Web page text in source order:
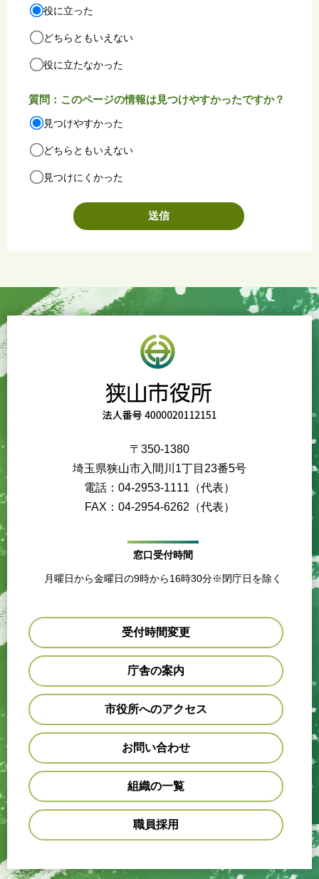
役に立った
どちらともいえない
役に立たなかった
質問：このページの情報は見つけやすかったですか？
見つけやすかった
どちらともいえない
見つけにくかった
〒350-1380
埼玉県狭山市入間川1丁目23番5号
電話：04-2953-1111（代表）
FAX：04-2954-6262（代表）
窓口受付時間
月曜日から金曜日の9時から16時30分※閉庁日を除く
受付時間変更
庁舎の案内
市役所へのアクセス
お問い合わせ
組織の一覧
職員採用